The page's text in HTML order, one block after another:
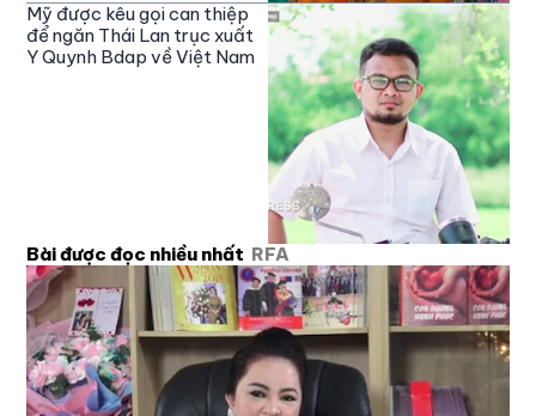
Mỹ được kêu gọi can thiệp
để ngăn Thái Lan trục xuất
Y Quynh Bdap về Việt Nam
Bài được đọc nhiều nhất RFA